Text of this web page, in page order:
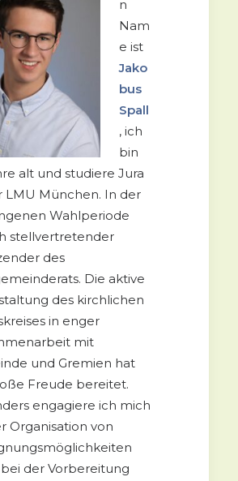
n
Nam
e ist
Jako
bus
Spall
, ich
bin
alt und studiere Jura
LMU München. In der
Wahlperiode
stellvertretender
des
Die aktive
des kirchlichen
in enger
mit
und Gremien hat
Freude bereitet.
engagiere ich mich
Organisation von
der Vorbereitung